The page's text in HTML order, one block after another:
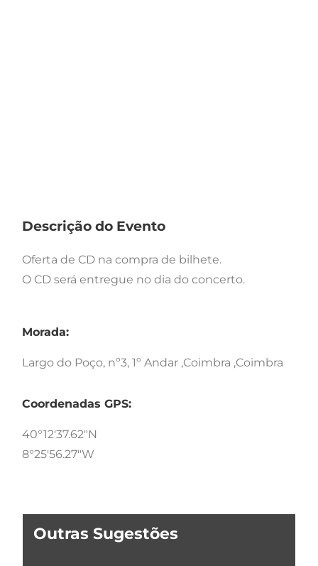
Descrição do Evento
Oferta de CD na compra de bilhete.
O CD será entregue no dia do concerto.
Morada:
Largo do Poço, nº3, 1º Andar ,Coimbra ,Coimbra
Coordenadas GPS:
40°12'37.62"N
8°25'56.27"W
Outras Sugestões